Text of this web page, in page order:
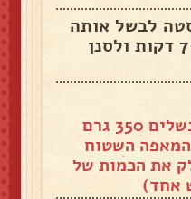
גרם-פסטה לבשל אותה
לפי הוראות היצרן כ-7 דקות ולסנן
למאפה פיצה שטוחה- מבשלים 350 גרם
השטוח
את הכמות של
אחד)